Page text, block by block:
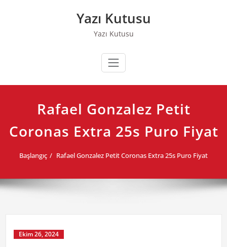
Yazı Kutusu
Yazı Kutusu
Rafael Gonzalez Petit
Coronas Extra 25s Puro Fiyat
Başlangıç Rafael Gonzalez Petit Coronas Extra 25s Puro Fiyat
Ekim 26, 2024